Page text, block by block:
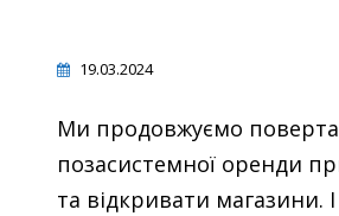
19.03.2024
Ми продовжуємо
позасистемної оренди
та відкривати магазини.